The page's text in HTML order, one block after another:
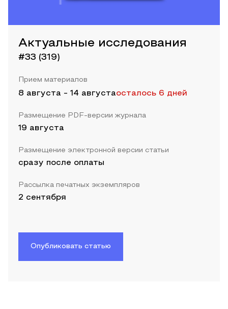
Актуальные исследования
#33 (319)
Прием материалов
8 августа - 14 августаосталось 6 дней
Размещение PDF-версии журнала
19 августа
Размещение электронной версии статьи
сразу после оплаты
Рассылка печатных экземпляров
2 сентября
Опубликовать статью